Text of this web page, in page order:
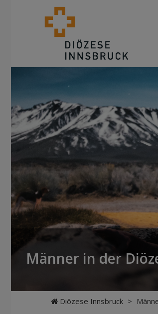
Männer in der
Diözese Innsbruck >